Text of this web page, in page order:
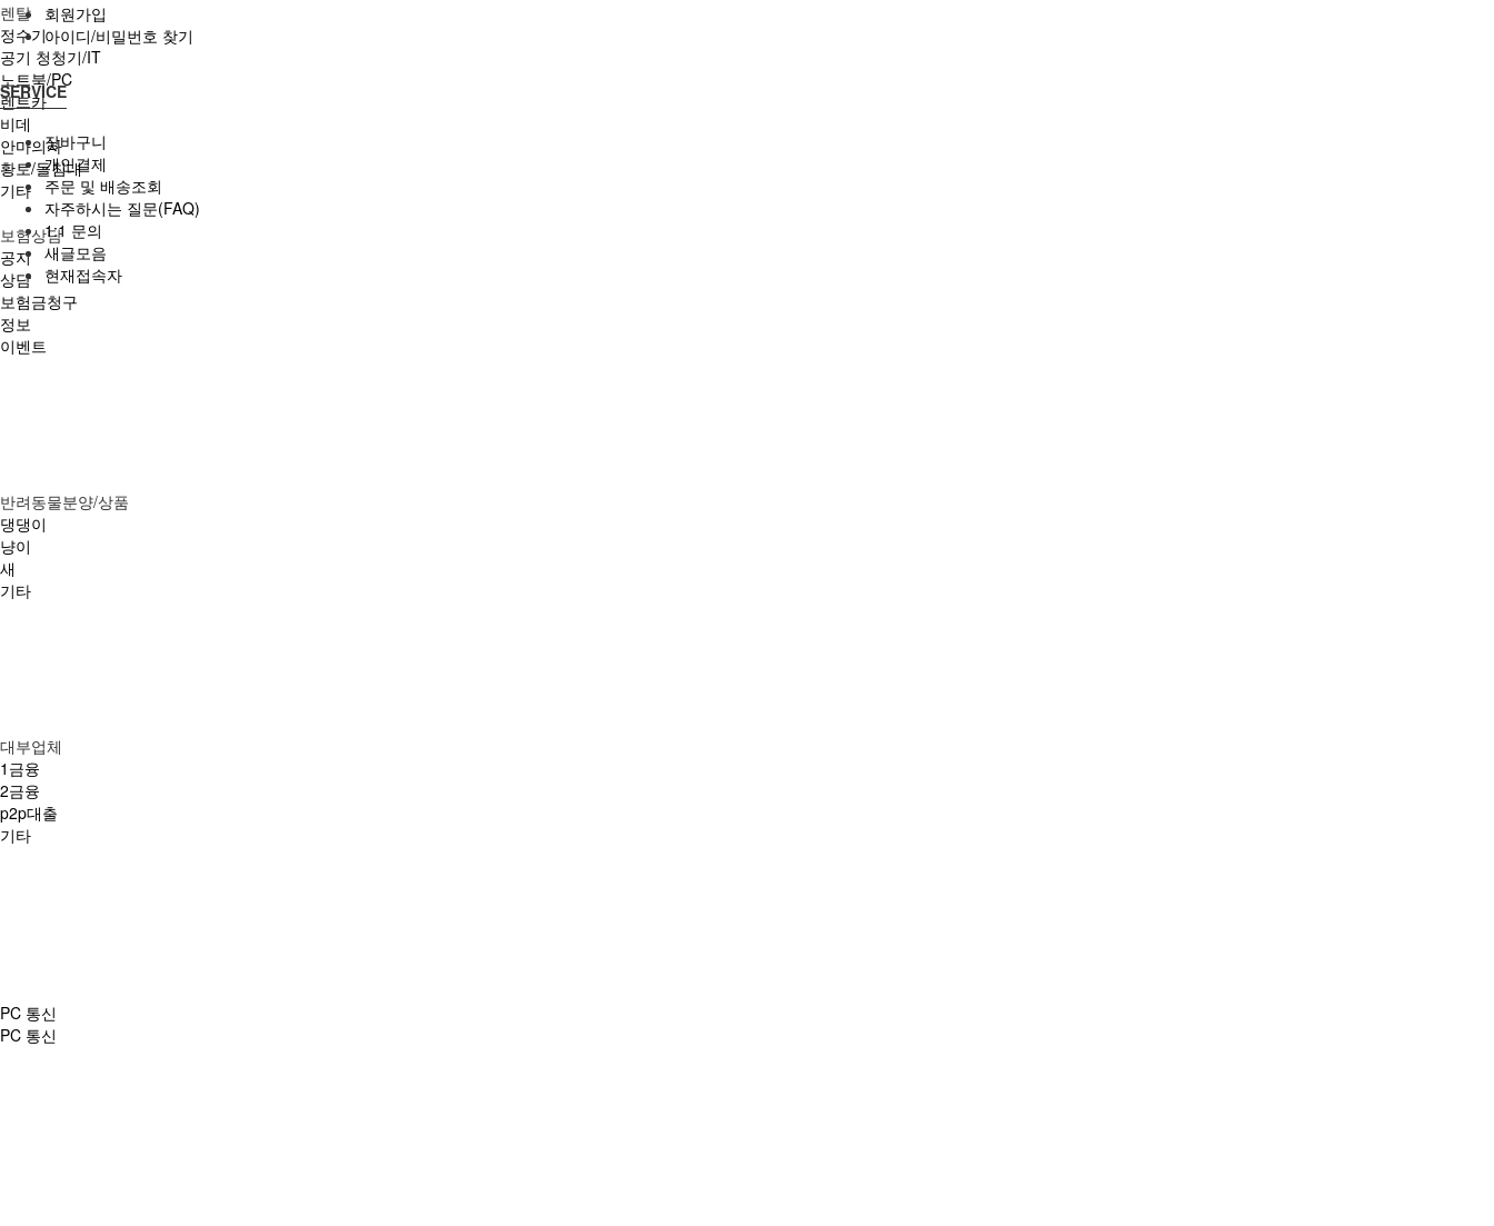
렌탈
정수기
공기 청청기/IT
노트북/PC
렌트카
비데
안마의자
황토/돌침대
기타
보험상담
공지
상담
보험금청구
정보
이벤트
반려동물분양/상품
댕댕이
냥이
새
기타
대부업체
1금융
2금융
p2p대출
기타
PC 통신
PC 통신
회원가입
아이디/비밀번호 찾기
SERVICE
장바구니
개인결제
주문 및 배송조회
자주하시는 질문(FAQ)
1:1 문의
새글모음
현재접속자